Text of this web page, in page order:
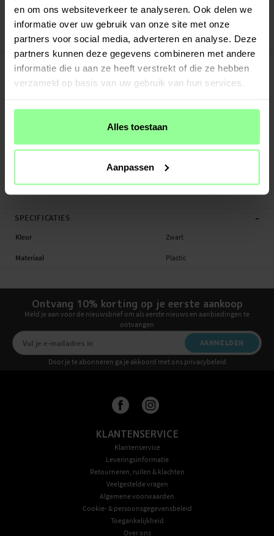
en om ons websiteverkeer te analyseren. Ook delen we
informatie over uw gebruik van onze site met onze
partners voor social media, adverteren en analyse. Deze
partners kunnen deze gegevens combineren met andere
informatie die u aan ze heeft verstrekt of die ze hebben
verzameld op basis van uw gebruik van hun services.
Alles toestaan
Aanpassen
Art number: 65623 Otterbox
PRODUCTBESCHRIJVING
Symmetry+ Series is een dun backcover hoesje met uitstekende
valbescherming van Otterbox. Ondanks het dunne ontwerp beschermt het je
in de hand. Het glijdt makkelijk je broekzak of tas in. Doordat het hoesje uit één
deel bestaat is het simpel om je telefoon te doen.
SPECIFICATIES -
Kleur Zwart
Materiaal Plastic
Ontvang 10% korting op je eerste aankoop
Meld je aan voor de nieuwsbrief om als eerste nieuws en aanbiedingen te
ontvangen
AANMELDEN
Door je te abonneren ga je akkoord met ons privacybeleid
KLANTENSERVICE
Klantenservice
Leveringsinformatie
Retourneren, ruilen & klachten
Veelgestelde vragen
Algemene voorwaarden
Cookie- & persoonsgegevensbeleid
Toegankelijkheid
Over ons